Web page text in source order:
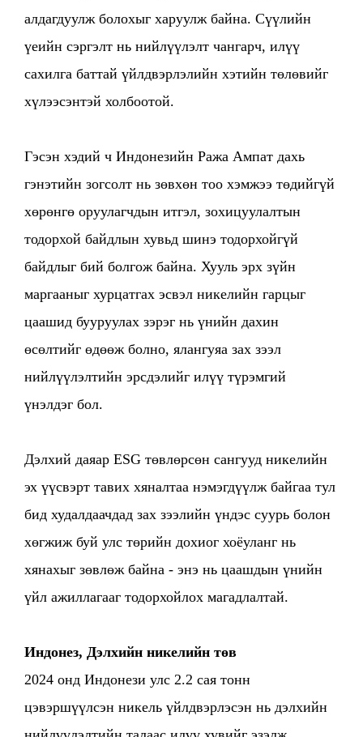
алдагдуулж болохыг харуулж байна. Сүүлийн
үеийн сэргэлт нь нийлүүлэлт чангарч, илүү
сахилга баттай үйлдвэрлэлийн хэтийн төлөвийг
хүлээсэнтэй холбоотой.
Гэсэн хэдий ч Индонезийн Ража Ампат дахь
гэнэтийн зогсолт нь зөвхөн тоо хэмжээ төдийгүй
хөрөнгө оруулагчдын итгэл, зохицуулалтын
тодорхой байдлын хувьд шинэ тодорхойгүй
байдлыг бий болгож байна. Хууль эрх зүйн
маргааныг хурцатгах эсвэл никелийн гарцыг
цаашид бууруулах зэрэг нь үнийн дахин
өсөлтийг өдөөж болно, ялангуяа зах зээл
нийлүүлэлтийн эрсдэлийг илүү түрэмгий
үнэлдэг бол.
Дэлхий даяар ESG төвлөрсөн сангууд никелийн
эх үүсвэрт тавих хяналтаа нэмэгдүүлж байгаа тул
бид худалдаачдад зах зээлийн үндэс суурь болон
хөгжиж буй улс төрийн дохиог хоёуланг нь
хянахыг зөвлөж байна - энэ нь цаашдын үнийн
үйл ажиллагааг тодорхойлох магадлалтай.
Индонез, Дэлхийн никелийн төв
2024 онд Индонези улс 2.2 сая тонн
цэвэршүүлсэн никель үйлдвэрлэсэн нь дэлхийн